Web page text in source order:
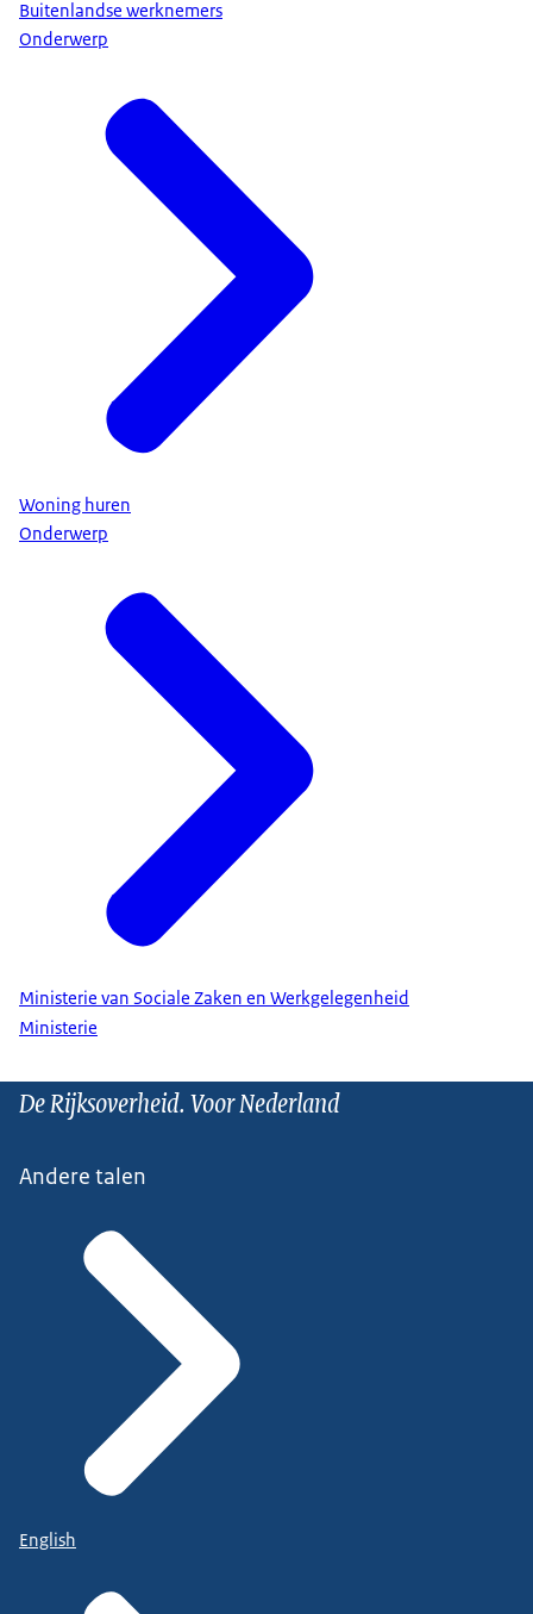
Buitenlandse werknemers
Onderwerp
Woning huren
Onderwerp
Ministerie van Sociale Zaken en Werkgelegenheid
Ministerie
De Rijksoverheid. Voor Nederland
Andere talen
English